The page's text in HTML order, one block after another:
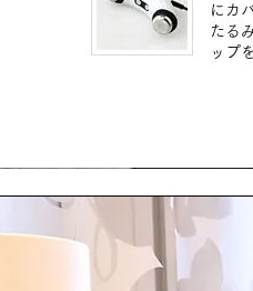
にカ
たる
ップ